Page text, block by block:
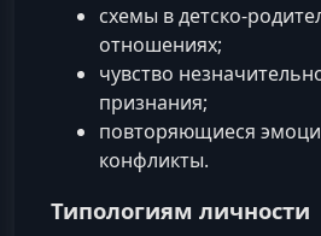
схемы в детско-
отношениях;
чувство
признания;
повторяющиеся
конфликты.
Типологиям личности